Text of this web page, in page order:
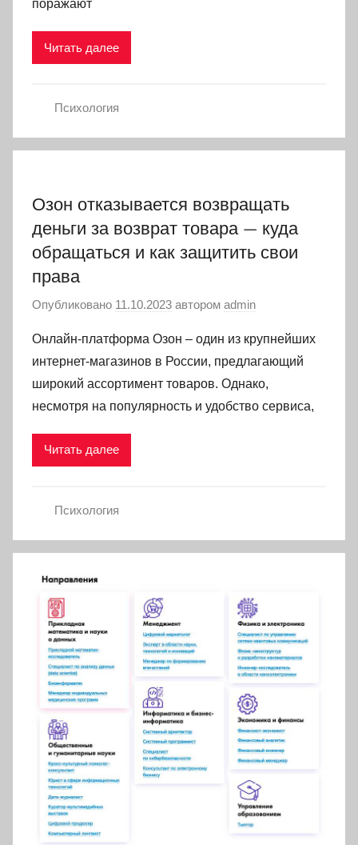
поражают
Читать далее
Психология
Озон отказывается возвращать
деньги за возврат товара — куда
обращаться и как защитить свои
права
Опубликовано 11.10.2023 автором admin
Онлайн-платформа Озон – один из крупнейших
интернет-магазинов в России, предлагающий
широкий ассортимент товаров. Однако,
несмотря на популярность и удобство сервиса,
Читать далее
Психология